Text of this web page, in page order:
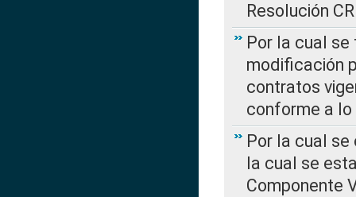
Resolución
Por la cual
modificación
contratos
conforme a lo
Por la cual se
la cual se
Componente